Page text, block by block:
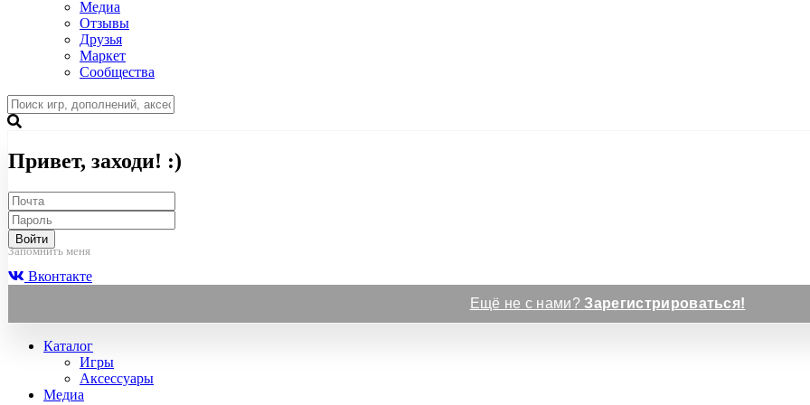
Медиа
Отзывы
Друзья
Маркет
Сообщества
Привет, заходи! :)
Войти
Запомнить меня
Вконтакте
Ещё не с нами?Зарегистрироваться!
Каталог
Игры
Аксессуары
Медиа